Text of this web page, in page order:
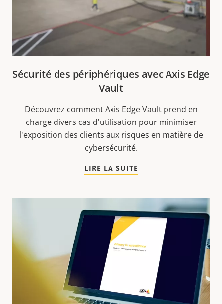
Sécurité des périphériques avec Axis Edge
Vault
Découvrez comment Axis Edge Vault prend en
charge divers cas d'utilisation pour minimiser
l'exposition des clients aux risques en matière de
cybersécurité.
LIRE LA SUITE